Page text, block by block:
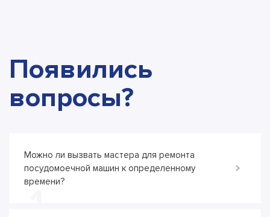
Появились
вопросы?
Можно ли вызвать мастера для ремонта
посудомоечной машин к определенному
времени?